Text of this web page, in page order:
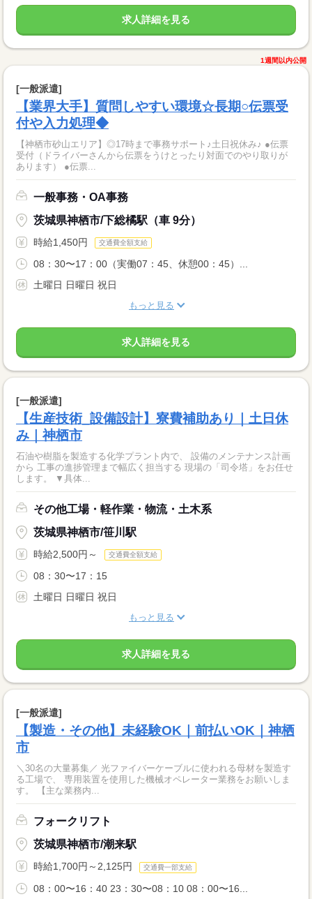
求人詳細を見る
1週間以内公開
[一般派遣]
【業界大手】質問しやすい環境☆長期○伝票受
付や入力処理◆
【神栖市砂山エリア】◎17時まで事務サポート♪土日祝休み♪ ●伝票
受付（ドライバーさんから伝票をうけとったり対面でのやり取りが
あります） ●伝票...
一般事務・OA事務
茨城県神栖市/下総橘駅（車 9分）
時給1,450円 交通費全額支給
08：30〜17：00（実働07：45、休憩00：45）...
土曜日 日曜日 祝日
もっと見る
求人詳細を見る
[一般派遣]
【生産技術_設備設計】寮費補助あり｜土日休
み｜神栖市
石油や樹脂を製造する化学プラント内で、 設備のメンテナンス計画
から 工事の進捗管理まで幅広く担当する 現場の「司令塔」をお任せ
します。 ▼具体...
その他工場・軽作業・物流・土木系
茨城県神栖市/笹川駅
時給2,500円～ 交通費全額支給
08：30〜17：15
土曜日 日曜日 祝日
もっと見る
求人詳細を見る
[一般派遣]
【製造・その他】未経験OK｜前払いOK｜神栖
市
＼30名の大量募集／ 光ファイバーケーブルに使われる母材を製造す
る工場で、 専用装置を使用した機械オペレーター業務をお願いしま
す。 【主な業務内...
フォークリフト
茨城県神栖市/潮来駅
時給1,700円～2,125円 交通費一部支給
08：00〜16：40 23：30〜08：10 08：00〜16...